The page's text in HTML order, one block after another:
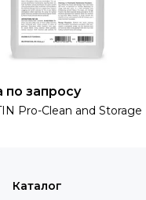
по запросу
Pro-Clean and Storage
Каталог